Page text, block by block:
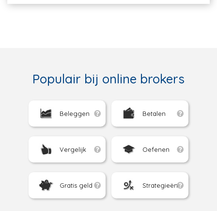
Populair bij online brokers
Beleggen Betalen
Vergelijk Oefenen
Gratis geld Strategieën